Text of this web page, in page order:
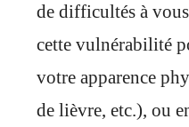
de difficultés à
cette vulnérabilité
votre apparence
de lièvre, etc.), ou